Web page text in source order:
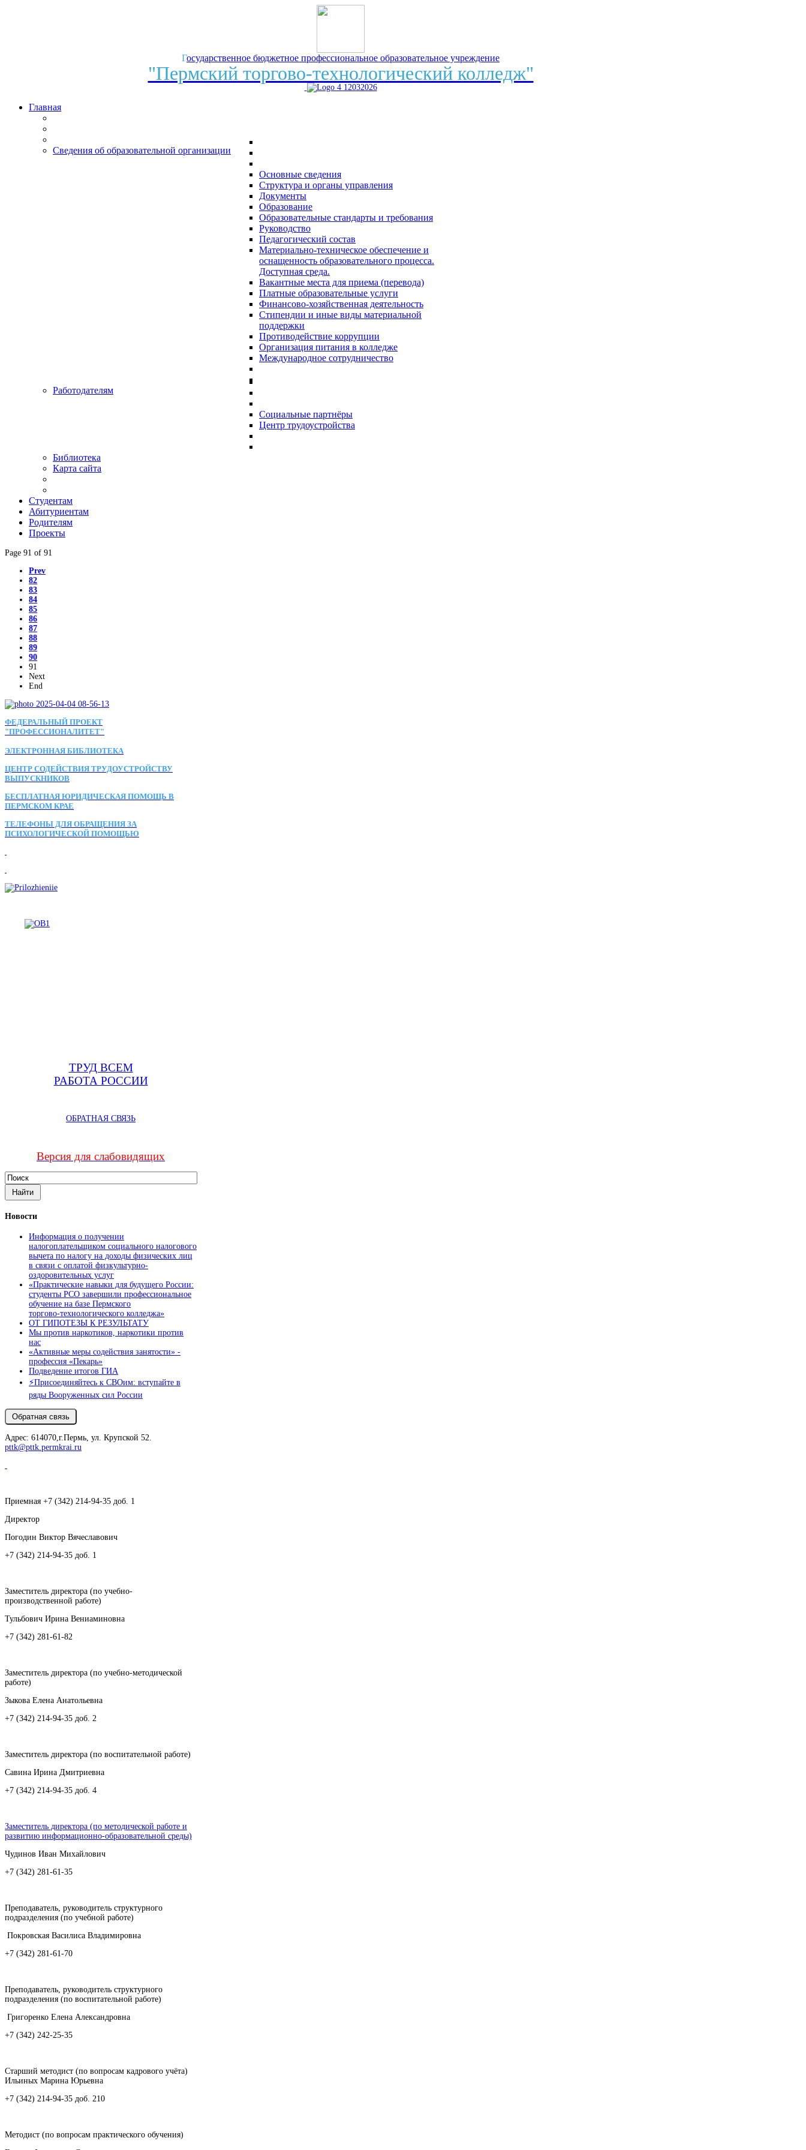
Государственное бюджетное профессиональное образовательное учреждение
"Пермский торгово-технологический колледж"
Главная
Сведения об образовательной организации
Основные сведения
Структура и органы управления
Документы
Образование
Образовательные стандарты и требования
Руководство
Педагогический состав
Материально-техническое обеспечение и
оснащенность образовательного процесса.
Доступная среда.
Вакантные места для приема (перевода)
Платные образовательные услуги
Финансово-хозяйственная деятельность
Стипендии и иные виды материальной
поддержки
Противодействие коррупции
Организация питания в колледже
Международное сотрудничество
Работодателям
Социальные партнёры
Центр трудоустройства
Библиотека
Карта сайта
Студентам
Абитуриентам
Родителям
Проекты
Page 91 of 91
Prev
82
83
84
85
86
87
88
89
90
91
Next
End
ФЕДЕРАЛЬНЫЙ ПРОЕКТ
"ПРОФЕССИОНАЛИТЕТ"
ЭЛЕКТРОННАЯ БИБЛИОТЕКА
ЦЕНТР СОДЕЙСТВИЯ ТРУДОУСТРОЙСТВУ
ВЫПУСКНИКОВ
БЕСПЛАТНАЯ ЮРИДИЧЕСКАЯ ПОМОЩЬ В
ПЕРМСКОМ КРАЕ
ТЕЛЕФОНЫ ДЛЯ ОБРАЩЕНИЯ ЗА
ПСИХОЛОГИЧЕСКОЙ ПОМОЩЬЮ
ТРУД ВСЕМ
РАБОТА РОССИИ
ОБРАТНАЯ СВЯЗЬ
Версия для слабовидящих
Новости
Информация о получении
налогоплательщиком социального налогового
вычета по налогу на доходы физических лиц
в связи с оплатой физкультурно-
оздоровительных услуг
«Практические навыки для будущего России:
студенты РСО завершили профессиональное
обучение на базе Пермского
торгово‑технологического колледжа»
ОТ ГИПОТЕЗЫ К РЕЗУЛЬТАТУ
Мы против наркотиков, наркотики против
нас
«Активные меры содействия занятости» -
профессия «Пекарь»
Подведение итогов ГИА
⚡️Присоединяйтесь к СВОим: вступайте в
ряды Вооруженных сил России
Адрес: 614070,г.Пермь, ул. Крупской 52.
pttk@pttk.permkrai.ru
Приемная +7 (342) 214-94-35 доб. 1
Директор
Погодин Виктор Вячеславович
+7 (342) 214-94-35 доб. 1
Заместитель директора (по учебно-
производственной работе)
Тульбович Ирина Вениаминовна
+7 (342) 281-61-82
Заместитель директора (по учебно-методической
работе)
Зыкова Елена Анатольевна
+7 (342) 214-94-35 доб. 2
Заместитель директора (по воспитательной работе)
Савина Ирина Дмитриевна
+7 (342) 214-94-35 доб. 4
Заместитель директора (по методической работе и
развитию информационно-образовательной среды)
Чудинов Иван Михайлович
+7 (342) 281-61-35
Преподаватель, руководитель структурного
подразделения (по учебной работе)
Покровская Василиса Владимировна
+7 (342) 281-61-70
Преподаватель, руководитель структурного
подразделения (по воспитательной работе)
Григоренко Елена Александровна
+7 (342) 242-25-35
Старший методист (по вопросам кадрового учёта)
Ильиных Марина Юрьевна
+7 (342) 214-94-35 доб. 210
Методист (по вопросам практического обучения)